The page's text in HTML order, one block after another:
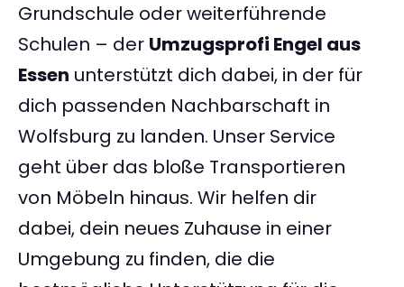
Grundschule oder weiterführende
Schulen – der Umzugsprofi Engel aus
Essen unterstützt dich dabei, in der für
dich passenden Nachbarschaft in
Wolfsburg zu landen. Unser Service
geht über das bloße Transportieren
von Möbeln hinaus. Wir helfen dir
dabei, dein neues Zuhause in einer
Umgebung zu finden, die die